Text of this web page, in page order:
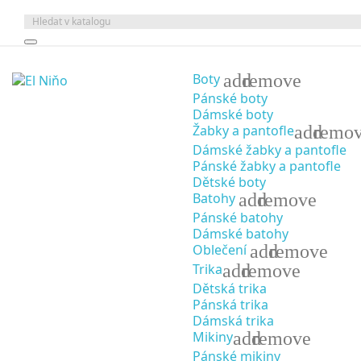
Boty addremove
Pánské boty
Dámské boty
Žabky a pantofleadd
Dámské žabky a pantofle
Pánské žabky a pantofle
Dětské boty
Batohy addremove
Pánské batohy
Dámské batohy
Oblečení addremove
Trikaaddremove
Dětská trika
Pánská trika
Dámská trika
Mikinyaddremove
Pánské mikiny